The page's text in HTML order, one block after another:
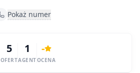
Pokaż numer
5
OFERT
1
AGENT
-
OCENA